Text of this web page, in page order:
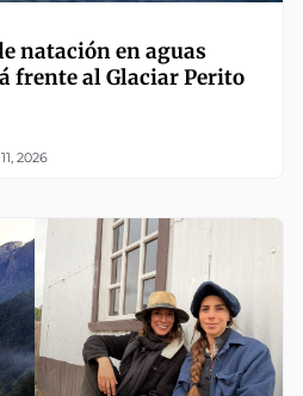
natación en aguas
frente al Glaciar Perito
2026